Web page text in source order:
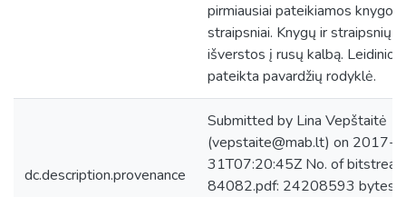
pirmiausiai pateikiamos
straipsniai. Knygų ir straipsnių
išverstos į rusų kalbą. Leidinio
pateikta pavardžių rodyklė.
dc.description.provenance
Submitted by Lina Vepštaitė
(vepstaite@mab.lt) on 2017-
31T07:20:45Z No. of
84082.pdf: 24208593 bytes,